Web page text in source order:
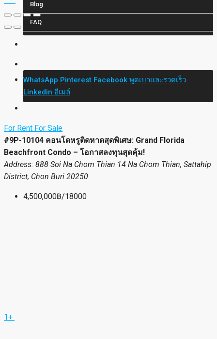
Blog
FAQ
WhatsApp Pinterest Facebook พูดเบาและรวดเร็ว
Linkedin อีเมล์
For Rent For Sale
#9P-10104 คอนโดหรูติดหาดสุดพิเศษ: Grand Florida
Beachfront Condo – โอกาสลงทุนสุดคุ้ม!
Address: 888 Soi Na Chom Thian 14 Na Chom Thian, Sattahip
District, Chon Buri 20250
4,500,000฿/18000
1+